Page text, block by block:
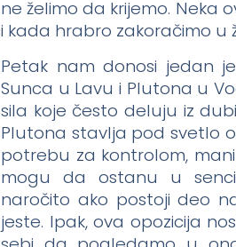
ne želimo da krijemo. Neka
i kada hrabro zakoračimo u
Petak nam donosi jedan
Sunca u Lavu i Plutona u
sila koje često deluju iz
Plutona stavlja pod svetlo
potrebu za kontrolom,
mogu da ostanu u
naročito ako postoji deo
jeste. Ipak, ova opozicija